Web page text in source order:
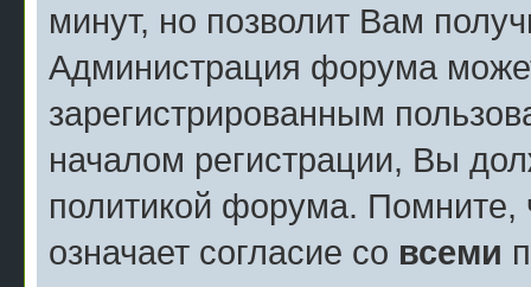
минут, но позволит Вам
Администрация форума
зарегистрированным
началом регистрации, Вы
политикой форума.
означает согласие со всеми